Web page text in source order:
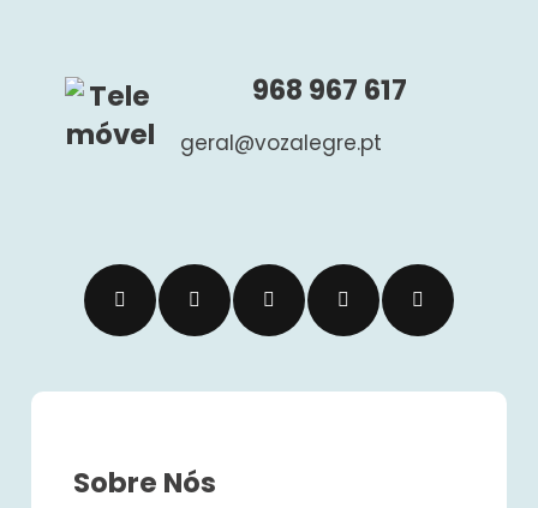
968 967 617
geral@vozalegre.pt
Sobre Nós